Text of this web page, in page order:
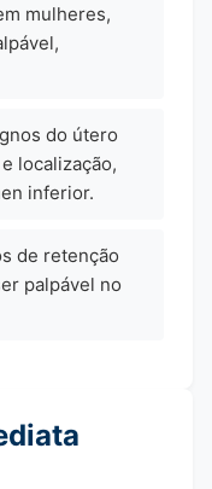
mulheres,
do útero
localização,
inferior.
de retenção
palpável no